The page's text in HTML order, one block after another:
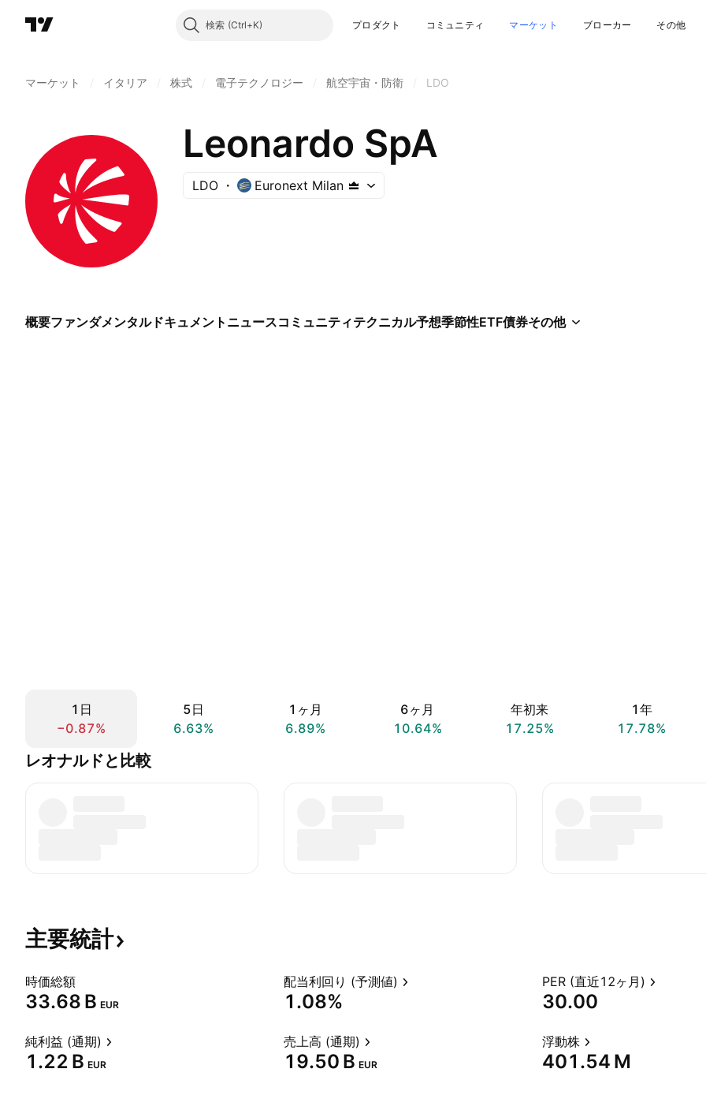
検索 プロダクト コミュニティ マーケット ブローカー その他
マーケット イタリア 株式 電子テクノロジー 航空宇宙・防衛 LDO
Leonardo SpA
LDO Euronext Milan
概要ファンダメンタルドキュメント ニュースコミュニティテクニカル予想季節性ETF債券その他
1日
−0.87%
5日
6.63%
1ヶ月
6.89%
6ヶ月
10.64%
年初来
17.25%
1年
17.78%
レオナルドと比較
主要統計
時価総額
‪33.68 B‬ EUR
配当利回り (予測値)
1.08%
PER (直近12ヶ月)
30.00
純利益 (通期)
‪1.22 B‬ EUR
売上高 (通期)
‪19.50 B‬ EUR
浮動株
‪401.54 M‬